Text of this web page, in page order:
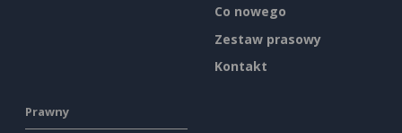
Co nowego
Zestaw prasowy
Kontakt
Prawny